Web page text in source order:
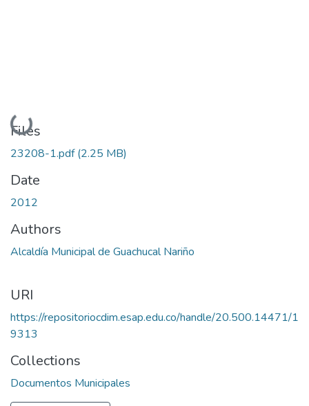
Loading...
Files
23208-1.pdf(2.25 MB)
Date
2012
Authors
Alcaldía Municipal de Guachucal Nariño
URI
https://repositoriocdim.esap.edu.co/handle/20.500.14471/1
9313
Collections
Documentos Municipales